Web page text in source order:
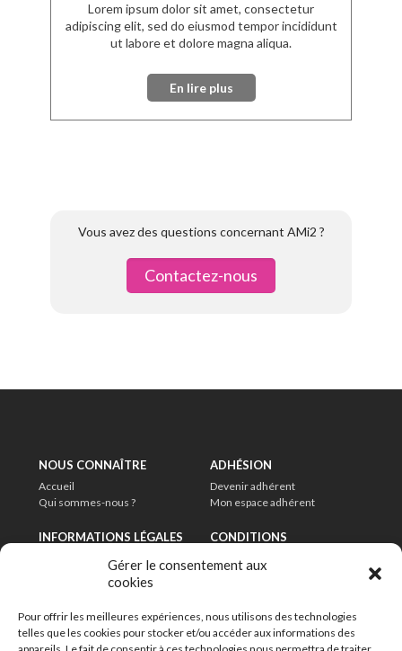
Gérer le consentement aux
cookies
Pour offrir les meilleures expériences, nous utilisons des technologies
telles que les cookies pour stocker et/ou accéder aux informations des
Lorem ipsum dolor sit amet, consectetur
adipiscing elit, sed do eiusmod tempor incididunt
ut labore et dolore magna aliqua.
En lire plus
Vous avez des questions concernant AMi2 ?
Contactez-nous
NOUS CONNAÎTRE
Accueil
Qui sommes-nous ?
ADHÉSION
Devenir adhérent
Mon espace adhérent
INFORMATIONS LÉGALES
Mentions légales
Politique de confidentialité
Délais de conservation
CONDITIONS
Charte de modération
CGU
EN SAVOIR PLUS
FAQ